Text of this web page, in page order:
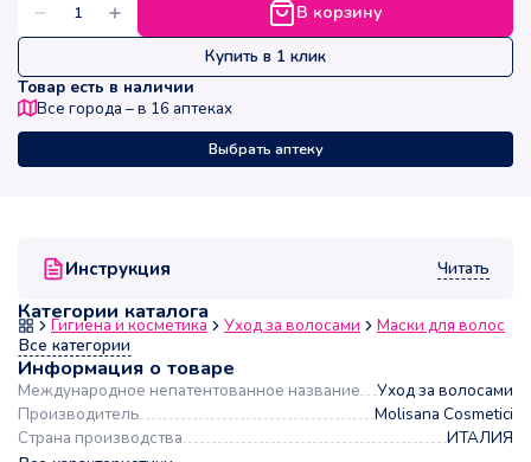
Инструкция Читать
Категории каталога
Гигиена и косметика Уход за волосами
Маски для волос
Все категории
Информация о товаре
Международное непатентованное название
Уход за волосами
Производитель
Molisana Cosmetici
Страна производства
ИТАЛИЯ
В корзину
Купить в 1 клик
Товар есть в наличии
Все города – в 16 аптеках
Выбрать аптеку